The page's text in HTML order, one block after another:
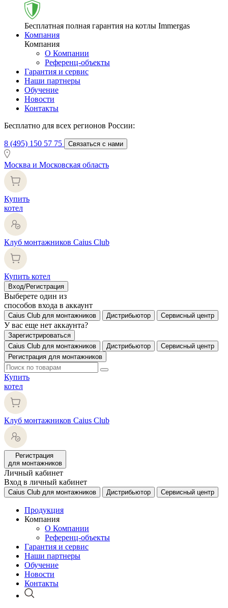
Бесплатная полная гарантия на котлы Immergas
Компания
Компания
О Компании
Референц-объекты
Гарантия и сервис
Наши партнеры
Обучение
Новости
Контакты
Бесплатно для всех регионов России:
8 (495) 150 57 75 Связаться с нами
Москва и Московская область
Купить
котел
Клуб монтажников Caius Club
Купить котел
Вход/Регистрация
Выберете один из
способов входа в аккаунт
Caius Club для монтажников Дистрибьютор Сервисный центр
У вас еще нет аккаунта?
Зарегистрироваться
Caius Club для монтажников
Дистрибьютор
Сервисный центр
Регистрация для монтажников
Купить
котел
Клуб монтажников Caius Club
Регистрация
для монтажников
Личный кабинет
Вход в личный кабинет
Caius Club для монтажников Дистрибьютор Сервисный центр
Продукция
Компания
О Компании
Референц-объекты
Гарантия и сервис
Наши партнеры
Обучение
Новости
Контакты